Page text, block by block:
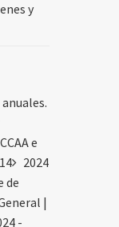
y
e
2024
de
|
-